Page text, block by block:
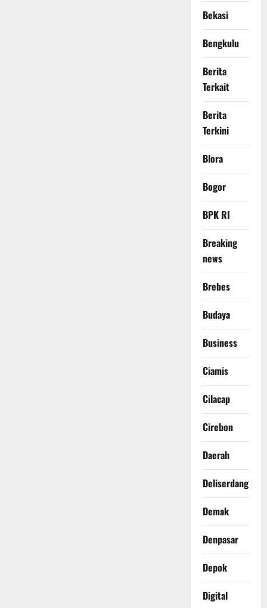
Bekasi
Bengkulu
Berita
Terkait
Berita
Terkini
Blora
Bogor
BPK RI
Breaking
news
Brebes
Budaya
Business
Ciamis
Cilacap
Cirebon
Daerah
Deliserdang
Demak
Denpasar
Depok
Digital